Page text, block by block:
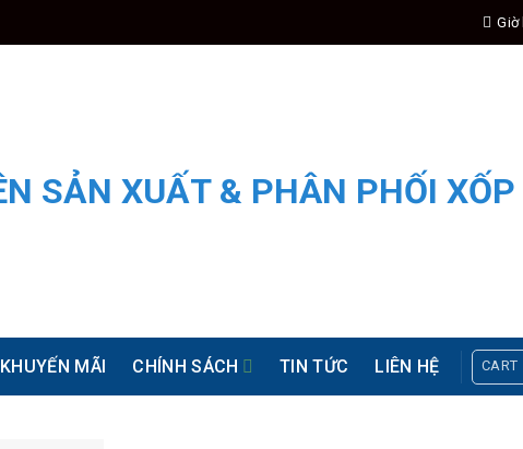
Giờ
KHUYẾN MÃI CHÍNH SÁCH TIN TỨC LIÊN HỆ CART